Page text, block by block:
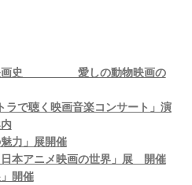
映画史 愛しの動物映画の
ラで聴く映画音楽コンサート」演
力」展開催
本アニメ映画の世界」展 開催
開催